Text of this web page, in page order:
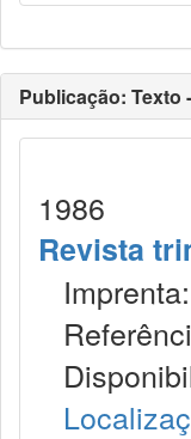
Publicação: Texto
1986
Revista